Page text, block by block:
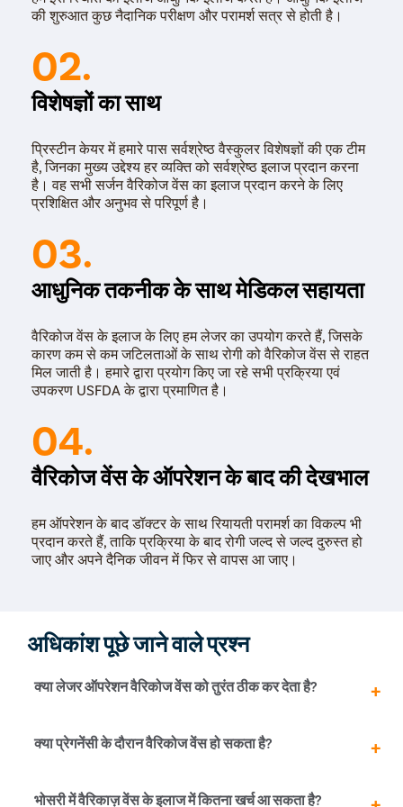
तिथि को निर्धारित किया जाता है। इस वैरिकाज़ वेंस के इलाज में,
रुक जाता है, जिसके कारण समय के साथ, परेशान करने वाली नसें
गायब हो जाती हैं।
एंडोवेनस लेजर उपचार
वेंस के इलाज में मदद करता है। इस इलाज से पहले, लोकल
वाले क्षेत्र को सुन्न करने में मदद करता है। फिर कैथेटर [एक पतली
ट्यूब] डालने के लिए आपकी त्वचा में एक छोटा सा चीरा लगाया
जाएगा। इसके बाद, कैथेटर के माध्यम से वैरिकाज़ वेंस में एक लेजर
फाइबर डाला जाता है।
निकाल लेते हैं। ऐसा करने से लेजर फाइबर से निकलने वाला उच्च-ऊर्जा
लेजर वैरिकाज़ वेंस को गर्म करता है, जिससे वह बंद हो जाता है और अंततः
सिकुड़ जाता है। प्रक्रिया पूरी हो जाने के बाद, कट या चीरे को बंद कर
दिया जाता है।
की शुरुआत कुछ नैदानिक परीक्षण और परामर्श सत्र से होती है।
02.
विशेषज्ञों का साथ
प्रिस्टीन केयर में हमारे पास सर्वश्रेष्ठ वैस्कुलर विशेषज्ञों की एक टीम
है, जिनका मुख्य उद्देश्य हर व्यक्ति को सर्वश्रेष्ठ इलाज प्रदान करना
है। वह सभी सर्जन वैरिकोज वेंस का इलाज प्रदान करने के लिए
प्रशिक्षित और अनुभव से परिपूर्ण है।
03.
आधुनिक तकनीक के साथ मेडिकल सहायता
वैरिकोज वेंस के इलाज के लिए हम लेजर का उपयोग करते हैं, जिसके
कारण कम से कम जटिलताओं के साथ रोगी को वैरिकोज वेंस से राहत
मिल जाती है। हमारे द्वारा प्रयोग किए जा रहे सभी प्रक्रिया एवं
उपकरण USFDA के द्वारा प्रमाणित है।
04.
वैरिकोज वेंस के ऑपरेशन के बाद की देखभाल
हम ऑपरेशन के बाद डॉक्टर के साथ रियायती परामर्श का विकल्प भी
प्रदान करते हैं, ताकि प्रक्रिया के बाद रोगी जल्द से जल्द दुरुस्त हो
जाए और अपने दैनिक जीवन में फिर से वापस आ जाए।
अधिकांश पूछे जाने वाले प्रश्न
क्या लेजर ऑपरेशन वैरिकोज वेंस को तुरंत ठीक कर देता है?
जी हाँ, एक से दो दिन आराम करने के बाद मरीज इतना दुरुस्त हो जाता
अच्छा, आसान और सुरक्षित प्रक्रिया है।
क्या प्रेगनेंसी के दौरान वैरिकोज वेंस हो सकता है?
प्रेगनेंसी के कुछ मामलों में वैरिकोज वेंस की शिकायत उत्पन्न हो सकती
भोसरी में वैरिकाज़ वेंस के इलाज में कितना खर्च आ सकता है?